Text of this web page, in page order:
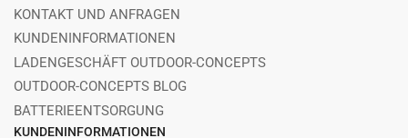
KONTAKT UND ANFRAGEN
KUNDENINFORMATIONEN
LADENGESCHÄFT OUTDOOR-CONCEPTS
OUTDOOR-CONCEPTS BLOG
BATTERIEENTSORGUNG
KUNDENINFORMATIONEN